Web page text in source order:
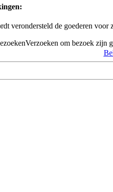
verondersteld de goederen
Verzoeken om bezoek zijn